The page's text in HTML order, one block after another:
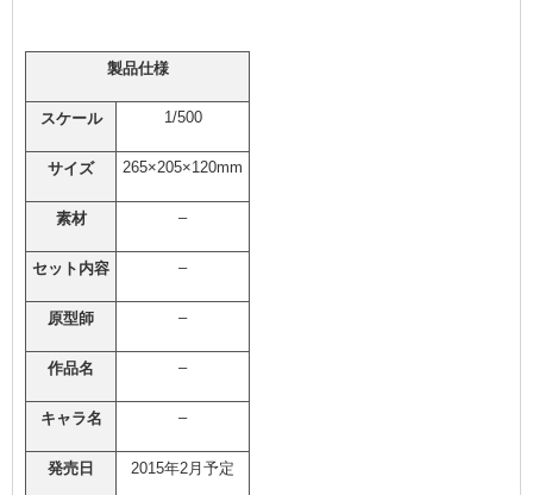
製品仕様
スケール 1/500
サイズ 265×205×120mm
素材 –
セット内容 –
原型師 –
作品名 –
キャラ名 –
発売日 2015年2月予定